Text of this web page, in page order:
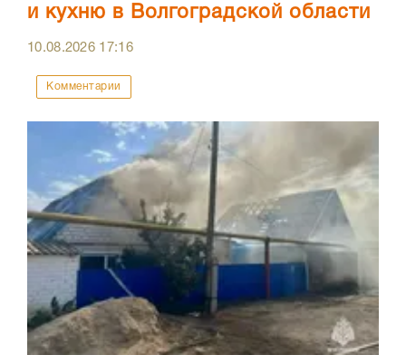
и кухню в Волгоградской области
10.08.2026 17:16
Комментарии